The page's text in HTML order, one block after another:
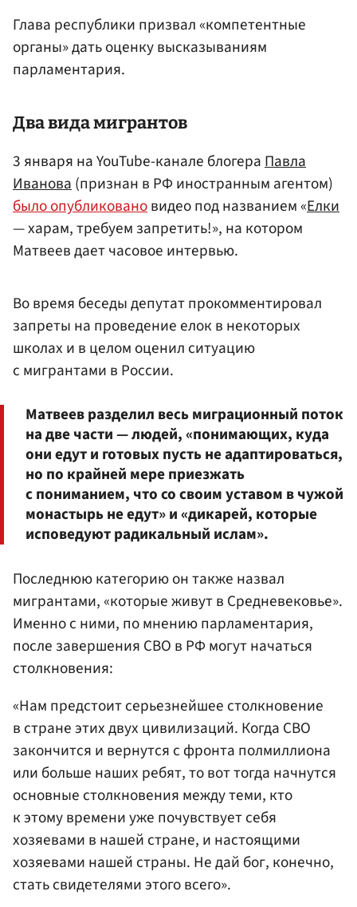
Глава республики призвал «компетентные
органы» дать оценку высказываниям
парламентария.
Два вида мигрантов
3 января на YouTube-канале блогераПавла
Иванова(признан в РФ иностранным агентом)
было опубликовановидео под названием «Елки
— харам, требуем запретить!», на котором
Матвеев дает часовое интервью.
Во время беседы депутат прокомментировал
запреты на проведение елок в некоторых
школах и в целом оценил ситуацию
с мигрантами в России.
Матвеев разделил весь миграционный поток
на две части — людей, «понимающих, куда
они едут и готовых пусть не адаптироваться,
но по крайней мере приезжать
с пониманием, что со своим уставом в чужой
монастырь не едут» и «дикарей, которые
исповедуют радикальный ислам».
Последнюю категорию он также назвал
мигрантами, «которые живут в Средневековье».
Именно с ними, по мнению парламентария,
после завершения СВО в РФ могут начаться
столкновения:
«Нам предстоит серьезнейшее столкновение
в стране этих двух цивилизаций. Когда СВО
закончится и вернутся с фронта полмиллиона
или больше наших ребят, то вот тогда начнутся
основные столкновения между теми, кто
к этому времени уже почувствует себя
хозяевами в нашей стране, и настоящими
хозяевами нашей страны. Не дай бог, конечно,
стать свидетелями этого всего».